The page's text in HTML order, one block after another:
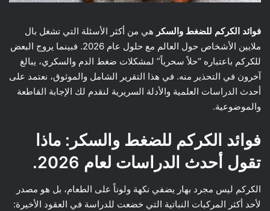
فوائد الكركم للضغط والسكر هي من أكثر الأسئلة التي تشغل بال
ملايين الأشخاص حول العالم مع حلول عام 2026. فبينما يروج البعض
للكركم باعتباره “حلاً سحرياً” لمشكلات ضغط الدم والسكري، يبالغ
آخرون في التحذير منه. في هذا التقرير الشامل والموثوق، نعتمد على
أحدث الدراسات العلمية والأدلة السريرية لنقدم لك الإجابة القاطعة
والموضوعية.
فوائد الكركم للضغط والسكر: ماذا
تقول أحدث الدراسات لعام 2026.
الكركم ليس مجرد بهار يضفي نكهة ولوناً على الطعام، بل هو مصدر
لأحد أكثر المركبات النباتية التي خضعت للدراسة في العقود الأخيرة: